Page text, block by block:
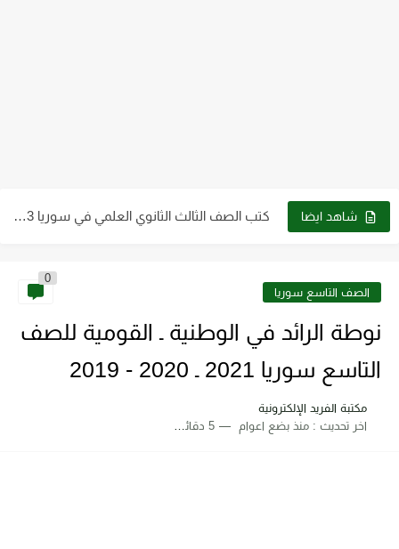
شاهد ايضا
كتب الصف الثاني الثانوي علمي وأدبي ـ سوريا 2023 -...
الصف التاسع سوريا
0
نوطة الرائد في الوطنية ـ القومية للصف
التاسع سوريا 2021 ـ 2020 - 2019
مكتبة الفريد الإلكترونية
اخر تحديث :منذ بضع اعوام 5 دقائق للقراءة